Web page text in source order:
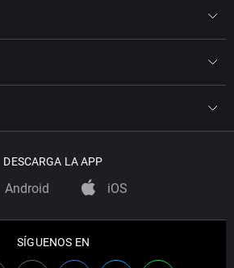
DESCARGA LA APP
Android iOS
SÍGUENOS EN